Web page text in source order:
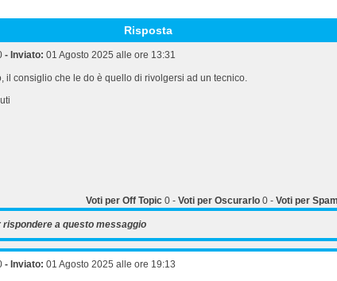
Risposta
- Inviato: 01 Agosto 2025 alle ore 13:31
il consiglio che le do è quello di rivolgersi ad un tecnico.
Voti per Off Topic 0 - Voti per Oscurarlo 0 - Voti per Spam
rispondere a questo messaggio
- Inviato: 01 Agosto 2025 alle ore 19:13